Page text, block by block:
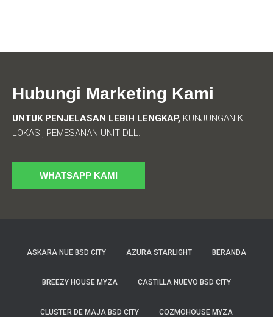
Hubungi Marketing Kami
UNTUK PENJELASAN LEBIH LENGKAP, KUNJUNGAN KE
LOKASI, PEMESANAN UNIT DLL.
WHATSAPP KAMI
ASKARA NUE BSD CITY AZURA STARLIGHT BERANDA
BREEZY HOUSE MYZA CASTILLA NUEVO BSD CITY
CLUSTER DE MAJA BSD CITY COZMOHOUSE MYZA